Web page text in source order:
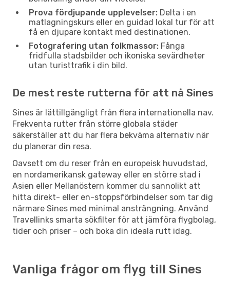
Prova fördjupande upplevelser: Delta i en
matlagningskurs eller en guidad lokal tur för att
få en djupare kontakt med destinationen.
Fotografering utan folkmassor: Fånga
fridfulla stadsbilder och ikoniska sevärdheter
utan turisttrafik i din bild.
De mest reste rutterna för att nå Sines
Sines är lättillgängligt från flera internationella nav.
Frekventa rutter från större globala städer
säkerställer att du har flera bekväma alternativ när
du planerar din resa.
Oavsett om du reser från en europeisk huvudstad,
en nordamerikansk gateway eller en större stad i
Asien eller Mellanöstern kommer du sannolikt att
hitta direkt- eller en-stoppsförbindelser som tar dig
närmare Sines med minimal ansträngning. Använd
Travellinks smarta sökfilter för att jämföra flygbolag,
tider och priser – och boka din ideala rutt idag.
Vanliga frågor om flyg till Sines